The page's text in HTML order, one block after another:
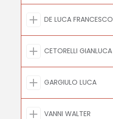
DE LUCA FRANCESCO
CETORELLI GIANLUCA
GARGIULO LUCA
VANNI WALTER